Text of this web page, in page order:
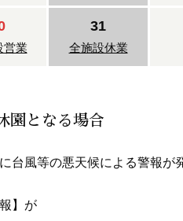
営業
31
全施設休業
園となる場合
台風等の悪天候による警報が
】が